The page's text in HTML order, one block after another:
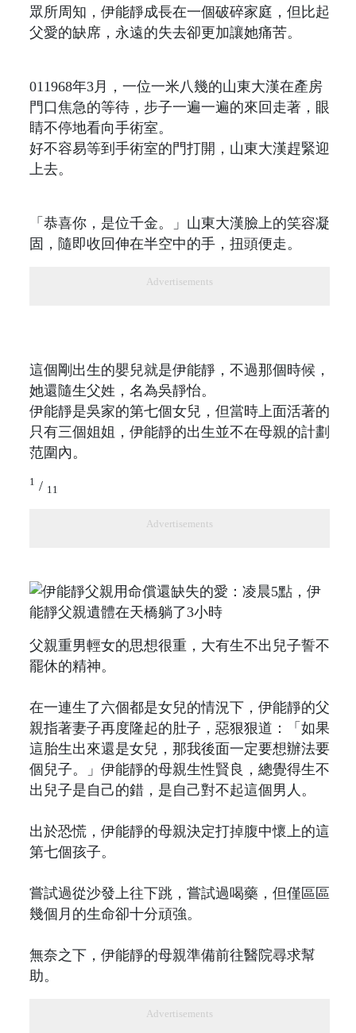
眾所周知，伊能靜成長在一個破碎家庭，但比起
父愛的缺席，永遠的失去卻更加讓她痛苦。
011968年3月，一位一米八幾的山東大漢在產房
門口焦急的等待，步子一遍一遍的來回走著，眼
睛不停地看向手術室。
好不容易等到手術室的門打開，山東大漢趕緊迎
上去。
「恭喜你，是位千金。」山東大漢臉上的笑容凝
固，隨即收回伸在半空中的手，扭頭便走。
Advertisements
這個剛出生的嬰兒就是伊能靜，不過那個時候，
她還隨生父姓，名為吳靜怡。
伊能靜是吳家的第七個女兒，但當時上面活著的
只有三個姐姐，伊能靜的出生並不在母親的計劃
范圍內。
1 / 11
Advertisements
父親重男輕女的思想很重，大有生不出兒子誓不
罷休的精神。
在一連生了六個都是女兒的情況下，伊能靜的父
親指著妻子再度隆起的肚子，惡狠狠道：「如果
這胎生出來還是女兒，那我後面一定要想辦法要
個兒子。」伊能靜的母親生性賢良，總覺得生不
出兒子是自己的錯，是自己對不起這個男人。
出於恐慌，伊能靜的母親決定打掉腹中懷上的這
第七個孩子。
嘗試過從沙發上往下跳，嘗試過喝藥，但僅區區
幾個月的生命卻十分頑強。
無奈之下，伊能靜的母親準備前往醫院尋求幫
助。
Advertisements